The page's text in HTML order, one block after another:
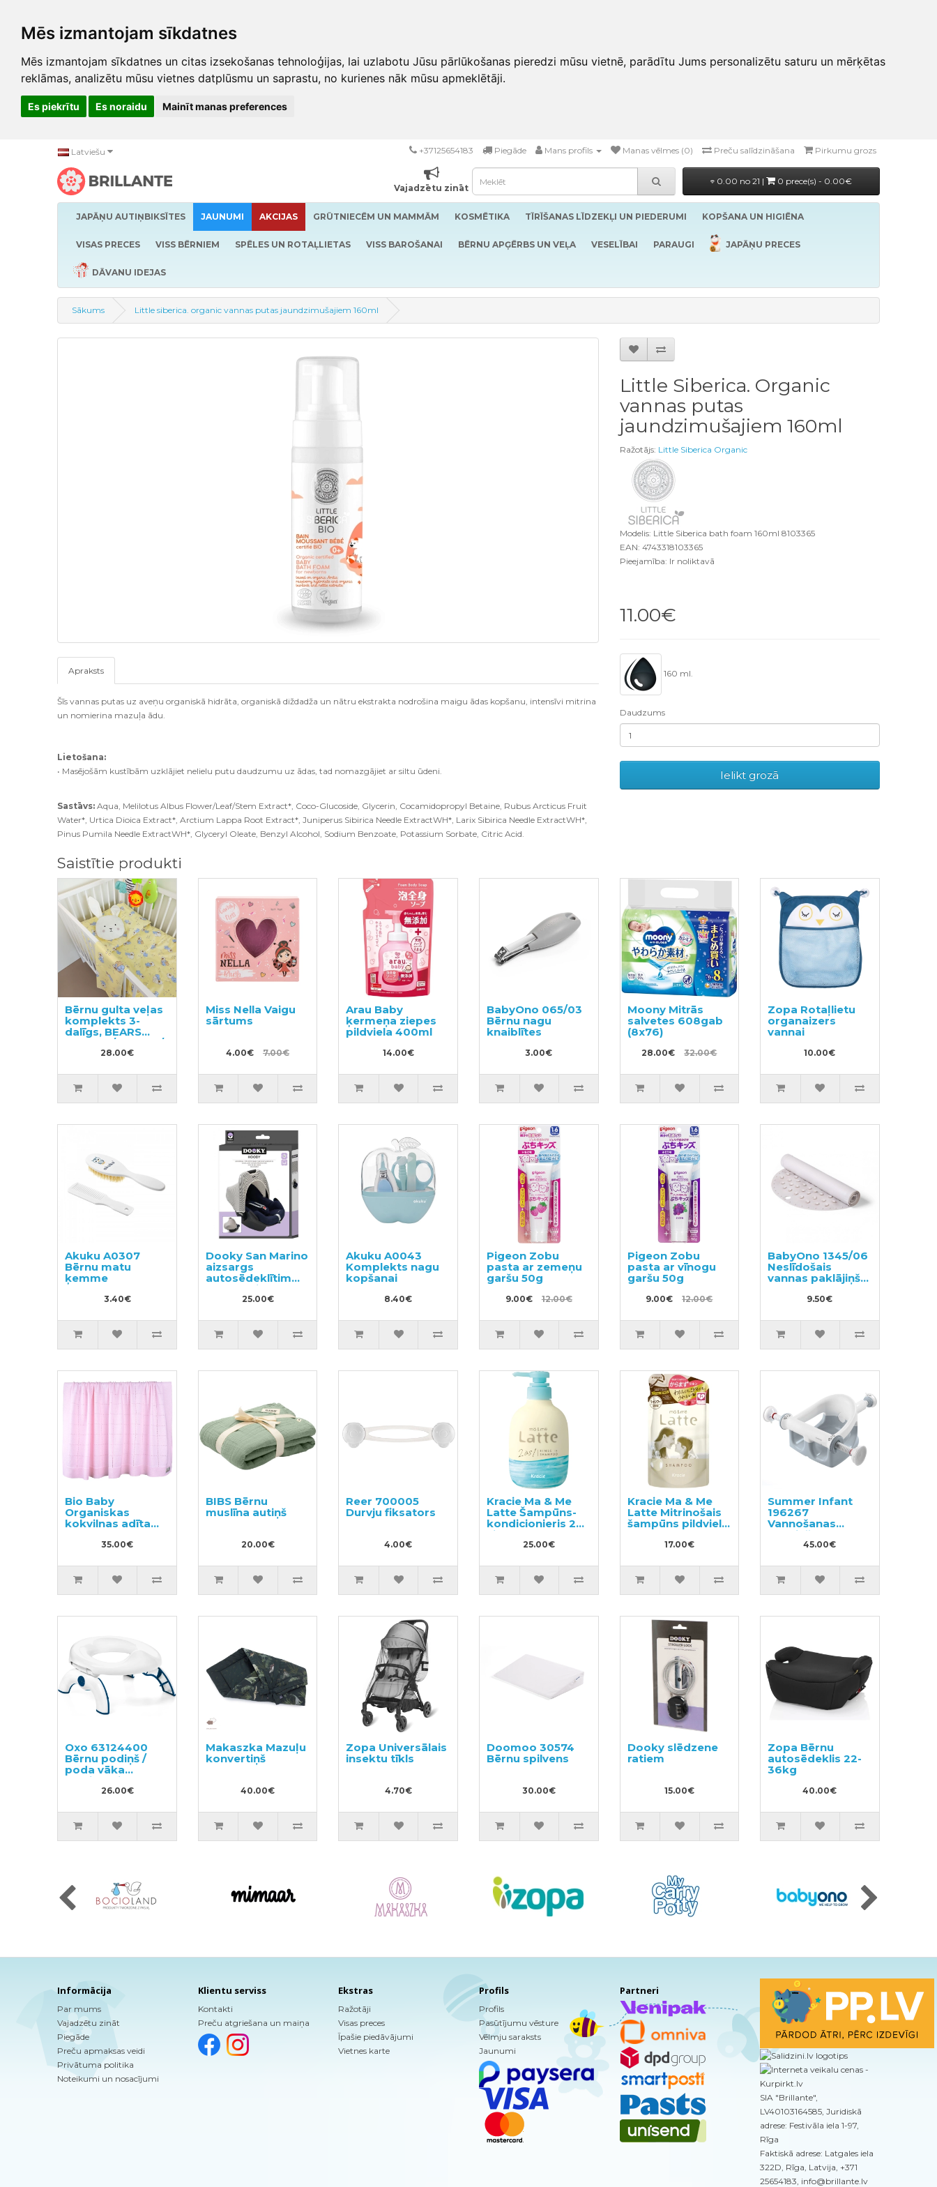
Mēs izmantojam sīkdatnes
Mēs izmantojam sīkdatnes un citas izsekošanas tehnoloģijas, lai uzlabotu Jūsu pārlūkošanas pieredzi mūsu vietnē, parādītu Jums personalizētu saturu un mērķētas
reklāmas, analizētu mūsu vietnes datplūsmu un saprastu, no kurienes nāk mūsu apmeklētāji.
Es piekrītu Es noraidu Mainīt manas preferences
Latviešu +37125654183 Piegāde Mans profils Manas vēlmes (0) Preču salīdzināšana Pirkumu grozs
Vajadzētu zināt
0.00 no 21 | 0 prece(s) - 0.00€
JAPĀŅU AUTIŅBIKSĪTES JAUNUMI AKCIJAS GRŪTNIECĒM UN MAMMĀM KOSMĒTIKA TĪRĪŠANAS LĪDZEKĻI UN PIEDERUMI KOPŠANA UN HIGIĒNA
VISAS PRECES VISS BĒRNIEM SPĒLES UN ROTAĻLIETAS VISS BAROŠANAI BĒRNU APĢĒRBS UN VEĻA VESELĪBAI PARAUGI JAPĀŅU PRECES
DĀVANU IDEJAS
Sākums Little siberica. organic vannas putas jaundzimušajiem 160ml
Apraksts
Šīs vannas putas uz aveņu organiskā hidrāta, organiskā diždadža un nātru ekstrakta nodrošina maigu ādas kopšanu, intensīvi mitrina
un nomierina mazuļa ādu.
Lietošana:
• Masējošām kustībām uzklājiet nelielu putu daudzumu uz ādas, tad nomazgājiet ar siltu ūdeni.
Sastāvs: Aqua, Melilotus Albus Flower/Leaf/Stem Extract*, Coco-Glucoside, Glycerin, Cocamidopropyl Betaine, Rubus Arcticus Fruit
Water*, Urtica Dioica Extract*, Arctium Lappa Root Extract*, Juniperus Sibirica Needle ExtractWH*, Larix Sibirica Needle ExtractWH*,
Pinus Pumila Needle ExtractWH*, Glyceryl Oleate, Benzyl Alcohol, Sodium Benzoate, Potassium Sorbate, Citric Acid.
Little Siberica. Organic
vannas putas
jaundzimušajiem 160ml
Ražotājs: Little Siberica Organic
Modelis: Little Siberica bath foam 160ml 8103365
EAN: 4743318103365
Pieejamība: Ir noliktavā
11.00€
160 ml.
Daudzums
Ielikt grozā
Saistītie produkti
Bērnu gulta veļas
komplekts 3-
dalīgs, BEARS
100x140/105x150/40x60cm
28.00€
Miss Nella Vaigu
sārtums
4.00€ 7.00€
Arau Baby
ķermeņa ziepes
pildviela 400ml
14.00€
BabyOno 065/03
Bērnu nagu
knaiblītes
3.00€
Moony Mitrās
salvetes 608gab
(8x76)
28.00€ 32.00€
Zopa Rotaļlietu
organaizers
vannai
10.00€
Akuku A0307
Bērnu matu
ķemme
3.40€
Dooky San Marino
aizsargs
autosēdeklītim
pret sauli
25.00€
Akuku A0043
Komplekts nagu
kopšanai
8.40€
Pigeon Zobu
pasta ar zemeņu
garšu 50g
9.00€ 12.00€
Pigeon Zobu
pasta ar vīnogu
garšu 50g
9.00€ 12.00€
BabyOno 1345/06
Neslīdošais
vannas paklājiņš
9.50€
Bio Baby
Organiskas
kokvilnas adīta
35.00€
BIBS Bērnu
muslīna autiņš
20.00€
Reer 700005
Durvju fiksators
4.00€
Kracie Ma & Me
Latte Šampūns-
kondicionieris 2
vienā 490ml
25.00€
Kracie Ma & Me
Latte Mitrinošais
šampūns pildviela
17.00€
Summer Infant
196267
Vannošanas
krēsliņš ar
stiprinājumiem
45.00€
Oxo 63124400
Bērnu podiņš /
poda vāka
mazinātājs
26.00€
Makaszka Mazuļu
konvertiņš
40.00€
Zopa Universālais
insektu tīkls
4.70€
Doomoo 30574
Bērnu spilvens
30.00€
Dooky slēdzene
ratiem
15.00€
Zopa Bērnu
autosēdeklis 22-
36kg
40.00€
Informācija
Par mums
Vajadzētu zināt
Piegāde
Preču apmaksas veidi
Privātuma politika
Noteikumi un nosacījumi
Klientu serviss
Kontakti
Preču atgriešana un maiņa
Ekstras
Ražotāji
Visas preces
Īpašie piedāvājumi
Vietnes karte
Profils
Profils
Pasūtījumu vēsture
Vēlmju saraksts
Jaunumi
Partneri
SIA "Brillante",
LV40103164585, Juridiskā
adrese: Festivāla iela 1-97,
Rīga
Faktiskā adrese: Latgales iela
322D, Rīga, Latvija, +371
25654183, info@brillante.lv